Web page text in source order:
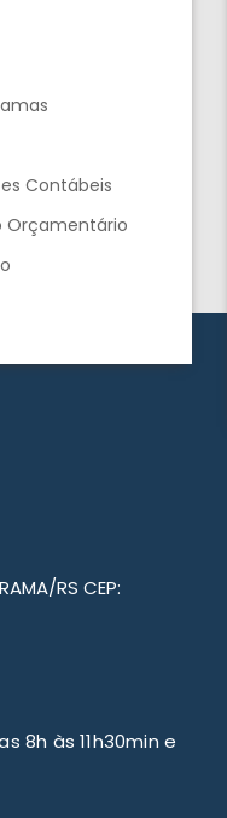
Contábeis
Orçamentário
RS CEP:
8h às 11h30min e